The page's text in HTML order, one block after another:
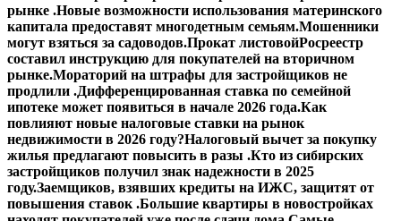
рынке .Новые возможности использования материнского
капитала предоставят многодетным семьям.Мошенники
могут взяться за садоводов.Прокат листовойРосреестр
составил инструкцию для покупателей на вторичном
рынке.Мораторий на штрафы для застройщиков не
продлили .Дифференцированная ставка по семейной
ипотеке может появиться в начале 2026 года.Как
повлияют новые налоговые ставки на рынок
недвижимости в 2026 году?Налоговый вычет за покупку
жилья предлагают повысить в разы .Кто из сибирских
застройщиков получил знак надежности в 2025
году.Заемщиков, взявших кредиты на ИЖС, защитят от
повышения ставок .Большие квартиры в новостройках